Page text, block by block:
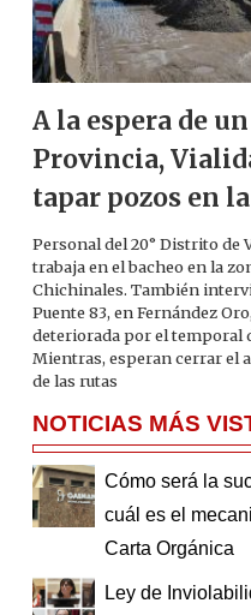
A la espera de
Provincia,
tapar pozos en
Personal del 20° Distrito de
trabaja en el bacheo en la
Chichinales. También
Puente 83, en Fernández
deteriorada por el temporal
Mientras, esperan cerrar el
de las rutas
NOTICIAS MÁS
Cómo será la
cuál es el
Carta Orgánica
Ley de